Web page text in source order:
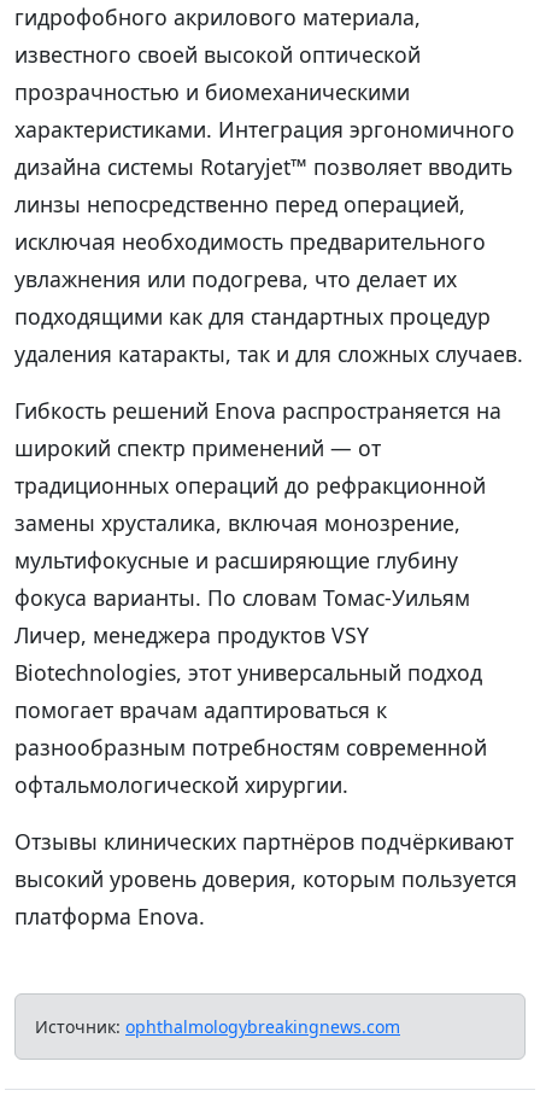
гидрофобного акрилового материала,
известного своей высокой оптической
прозрачностью и биомеханическими
характеристиками. Интеграция эргономичного
дизайна системы Rotaryjet™ позволяет вводить
линзы непосредственно перед операцией,
исключая необходимость предварительного
увлажнения или подогрева, что делает их
подходящими как для стандартных процедур
удаления катаракты, так и для сложных случаев.
Гибкость решений Enova распространяется на
широкий спектр применений — от
традиционных операций до рефракционной
замены хрусталика, включая монозрение,
мультифокусные и расширяющие глубину
фокуса варианты. По словам Томас-Уильям
Личер, менеджера продуктов VSY
Biotechnologies, этот универсальный подход
помогает врачам адаптироваться к
разнообразным потребностям современной
офтальмологической хирургии.
Отзывы клинических партнёров подчёркивают
высокий уровень доверия, которым пользуется
платформа Enova.
Источник: ophthalmologybreakingnews.com